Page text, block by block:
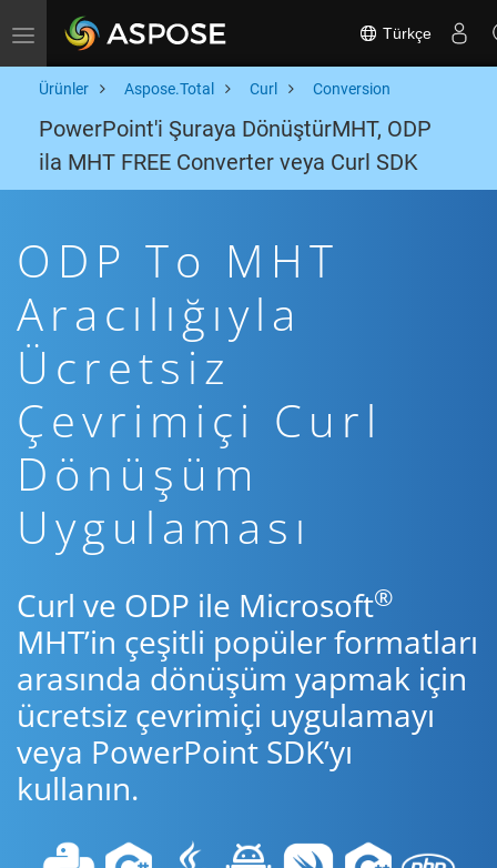
Toggle navigation Türkçe
Ürünler Aspose.Total Curl Conversion
PowerPoint'i Şuraya DönüştürMHT, ODP
ila MHT FREE Converter veya Curl SDK
ODP To MHT
Aracılığıyla
Ücretsiz
Çevrimiçi Curl
Dönüşüm
Uygulaması
Curl ve ODP ile Microsoft®
MHT’in çeşitli popüler formatları
arasında dönüşüm yapmak için
ücretsiz çevrimiçi uygulamayı
veya PowerPoint SDK’yı
kullanın.